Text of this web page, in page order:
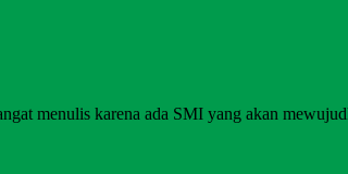
menulis karena ada SMI yang akan